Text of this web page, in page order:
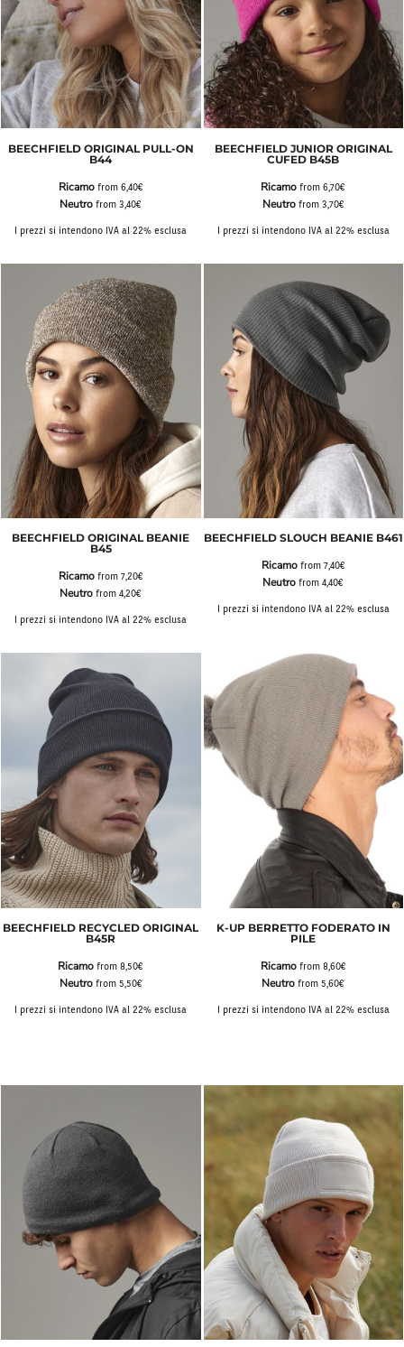
BEECHFIELD ORIGINAL PULL-ON
B44
Ricamofrom 6,40€
Neutro from3,40€
I prezzi si intendono IVA al 22% esclusa
BEECHFIELD JUNIOR ORIGINAL
CUFED B45B
Ricamo from6,70€
Neutrofrom 3,70€
I prezzi si intendono IVA al 22% esclusa
BEECHFIELD ORIGINAL BEANIE
B45
Ricamofrom 7,20€
Neutro from4,20€
I prezzi si intendono IVA al 22% esclusa
BEECHFIELD SLOUCH BEANIE B461
Ricamofrom 7,40€
Neutro from4,40€
I prezzi si intendono IVA al 22% esclusa
BEECHFIELD RECYCLED ORIGINAL
B45R
Ricamo from8,50€
Neutrofrom 5,50€
I prezzi si intendono IVA al 22% esclusa
K-UP BERRETTO FODERATO IN
PILE
Ricamofrom 8,60€
Neutro from5,60€
I prezzi si intendono IVA al 22% esclusa